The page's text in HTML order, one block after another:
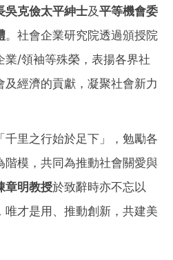
吳克儉太平紳士及平等機會委
。社會企業研究院透過頒授院
業/領袖等殊榮，表揚各界社
經濟的貢獻，凝聚社會新力
千里之行始於足下」，勉勵各
階模，共同為推動社會關愛與
章明教授於致辭時亦不忘以
唯才是用、推動創新，共建美